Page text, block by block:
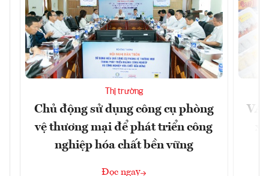
Thị trường
Chủ động sử dụng công cụ phòng
vệ thương mại để phát triển công
nghiệp hóa chất bền vững
Đọc ngay